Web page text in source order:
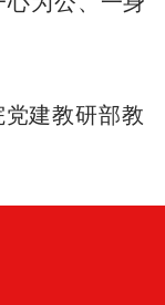
党建教研部教